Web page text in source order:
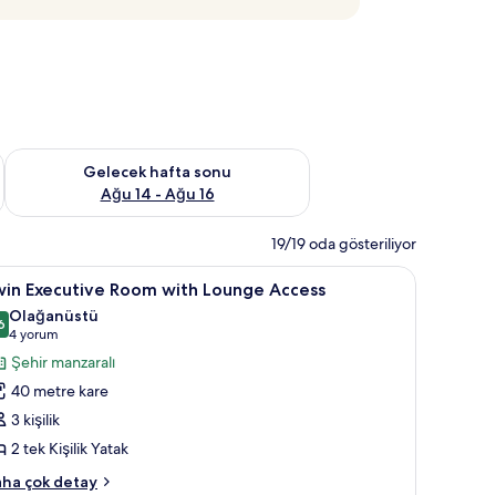
7 - Ağu 9
Gelecek hafta sonu
Ağu 14 - Ağu 16
Önümüzdeki hafta sonu için müsaitliği kontrol et Ağu 14 -
19/19 oda gösteriliyor
odada kasa
8 Executive Room with Lounge Access
/ 10
Olağanüstü
4 yorum
(4
yorum)
Şehir manzaralı
40 metre kare
3 kişilik
2 tek Kişilik Yatak
çok detay